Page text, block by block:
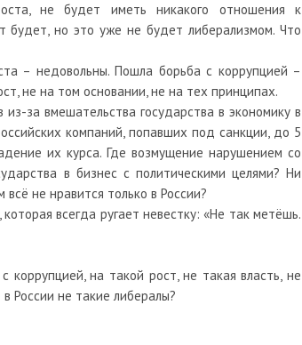
не будет иметь никакого отношения к
будет, но это уже не будет либерализмом. Что
– недовольны. Пошла борьба с коррупцией –
не на том основании, не на тех принципах.
за вмешательства государства в экономику в
компаний, попавших под санкции, до 5
их курса. Где возмущение нарушением со
в бизнес с политическими целями? Ни
не нравится только в России?
всегда ругает невестку: «Не так метёшь.
на такой рост, не такая власть, не
России не такие либералы?